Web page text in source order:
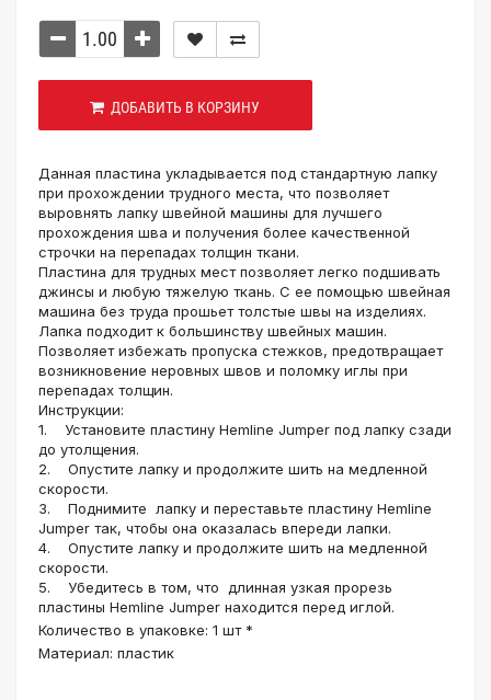
ДОБАВИТЬ В КОРЗИНУ
Данная пластина укладывается под стандартную лапку
при прохождении трудного места, что позволяет
выровнять лапку швейной машины для лучшего
прохождения шва и получения более качественной
строчки на перепадах толщин ткани.
Пластина для трудных мест позволяет легко подшивать
джинсы и любую тяжелую ткань. С ее помощью швейная
машина без труда прошьет толстые швы на изделиях.
Лапка подходит к большинству швейных машин.
Позволяет избежать пропуска стежков, предотвращает
возникновение неровных швов и поломку иглы при
перепадах толщин.
Инструкции:
1. Установите пластину Hemline Jumper под лапку сзади
до утолщения.
2. Опустите лапку и продолжите шить на медленной
скорости.
3. Поднимите лапку и переставьте пластину Hemline
Jumper так, чтобы она оказалась впереди лапки.
4. Опустите лапку и продолжите шить на медленной
скорости.
5. Убедитесь в том, что длинная узкая прорезь
пластины Hemline Jumper находится перед иглой.
Количество в упаковке: 1 шт *
Материал: пластик